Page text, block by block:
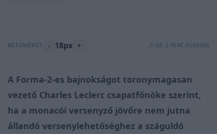
BETŰMÉRET: - 18px + ⏱️ KB. 2 PERC OLVASÁS
A Forma-2-es bajnokságot toronymagasan
vezető Charles Leclerc csapatfőnöke szerint,
ha a monacói versenyző jövőre nem jutna
állandó versenylehetőséghez a száguldó